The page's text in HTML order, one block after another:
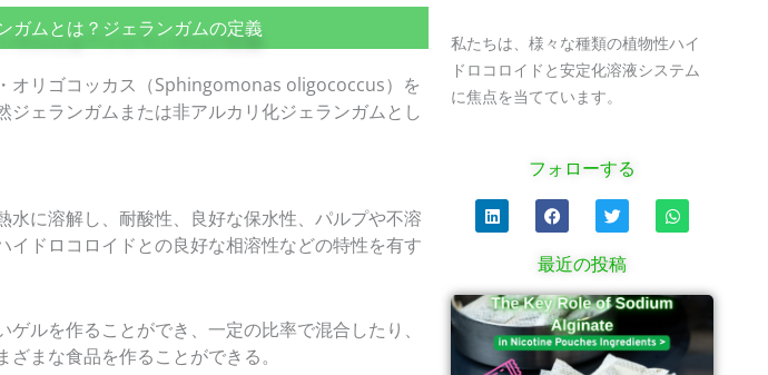
ガムとは？ジェランガムの定義
オリゴコッカス（Sphingomonas oligococcus）を
ェランガムまたは非アルカリ化ジェランガムとし
に溶解し、耐酸性、良好な保水性、パルプや不溶
ドロコロイドとの良好な相溶性などの特性を有す
ルを作ることができ、一定の比率で混合したり、
まな食品を作ることができる。
私たちは、様々な種類の植物性ハイ
ドロコロイドと安定化溶液システム
に焦点を当てています。
フォローする
リ
ン
ク
ン
フ
ェ
イ
ス
ブ
ッ
ク
ツ
イ
ッ
タ
ー
W
h
a
a
p
最近の投稿
ペ
ー
ジ
ペ
ー
ジ
ペ
ー
ジ
ペ
ー
ジ